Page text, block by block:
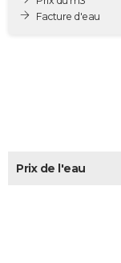
Destinations
City break
Voyage nature
Voyage de noces
Forum
Climat
PHOTOFacture d'eau
Prix de l'eau